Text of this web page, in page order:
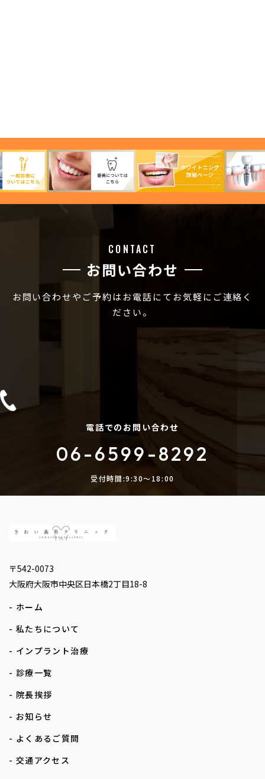
CONTACT
お問い合わせ
お問い合わせやご予約はお電話にてお気軽にご連絡く
ださい。
電話でのお問い合わせ
06-6599-8292
受付時間:9:30〜18:00
〒542-0073
大阪府大阪市中央区日本橋2丁目18-8
- ホーム
- 私たちについて
- インプラント治療
- 診療一覧
- 院長挨拶
- お知らせ
- よくあるご質問
- 交通アクセス